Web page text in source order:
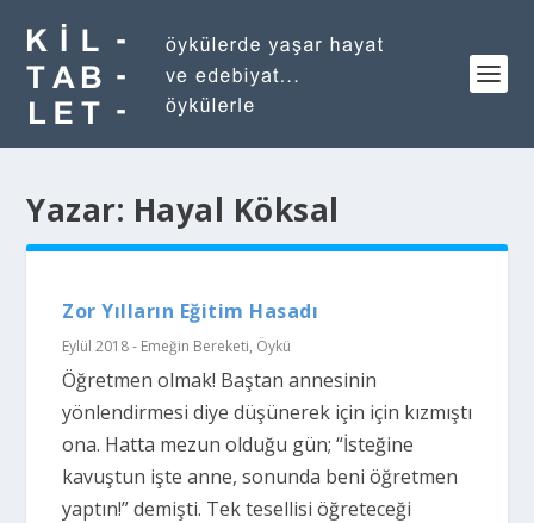
Yazar: Hayal Köksal
Zor Yılların Eğitim Hasadı
Eylül 2018 - Emeğin Bereketi, Öykü
Öğretmen olmak! Baştan annesinin
yönlendirmesi diye düşünerek için için kızmıştı
ona. Hatta mezun olduğu gün; “İsteğine
kavuştun işte anne, sonunda beni öğretmen
yaptın!” demişti. Tek tesellisi öğreteceği